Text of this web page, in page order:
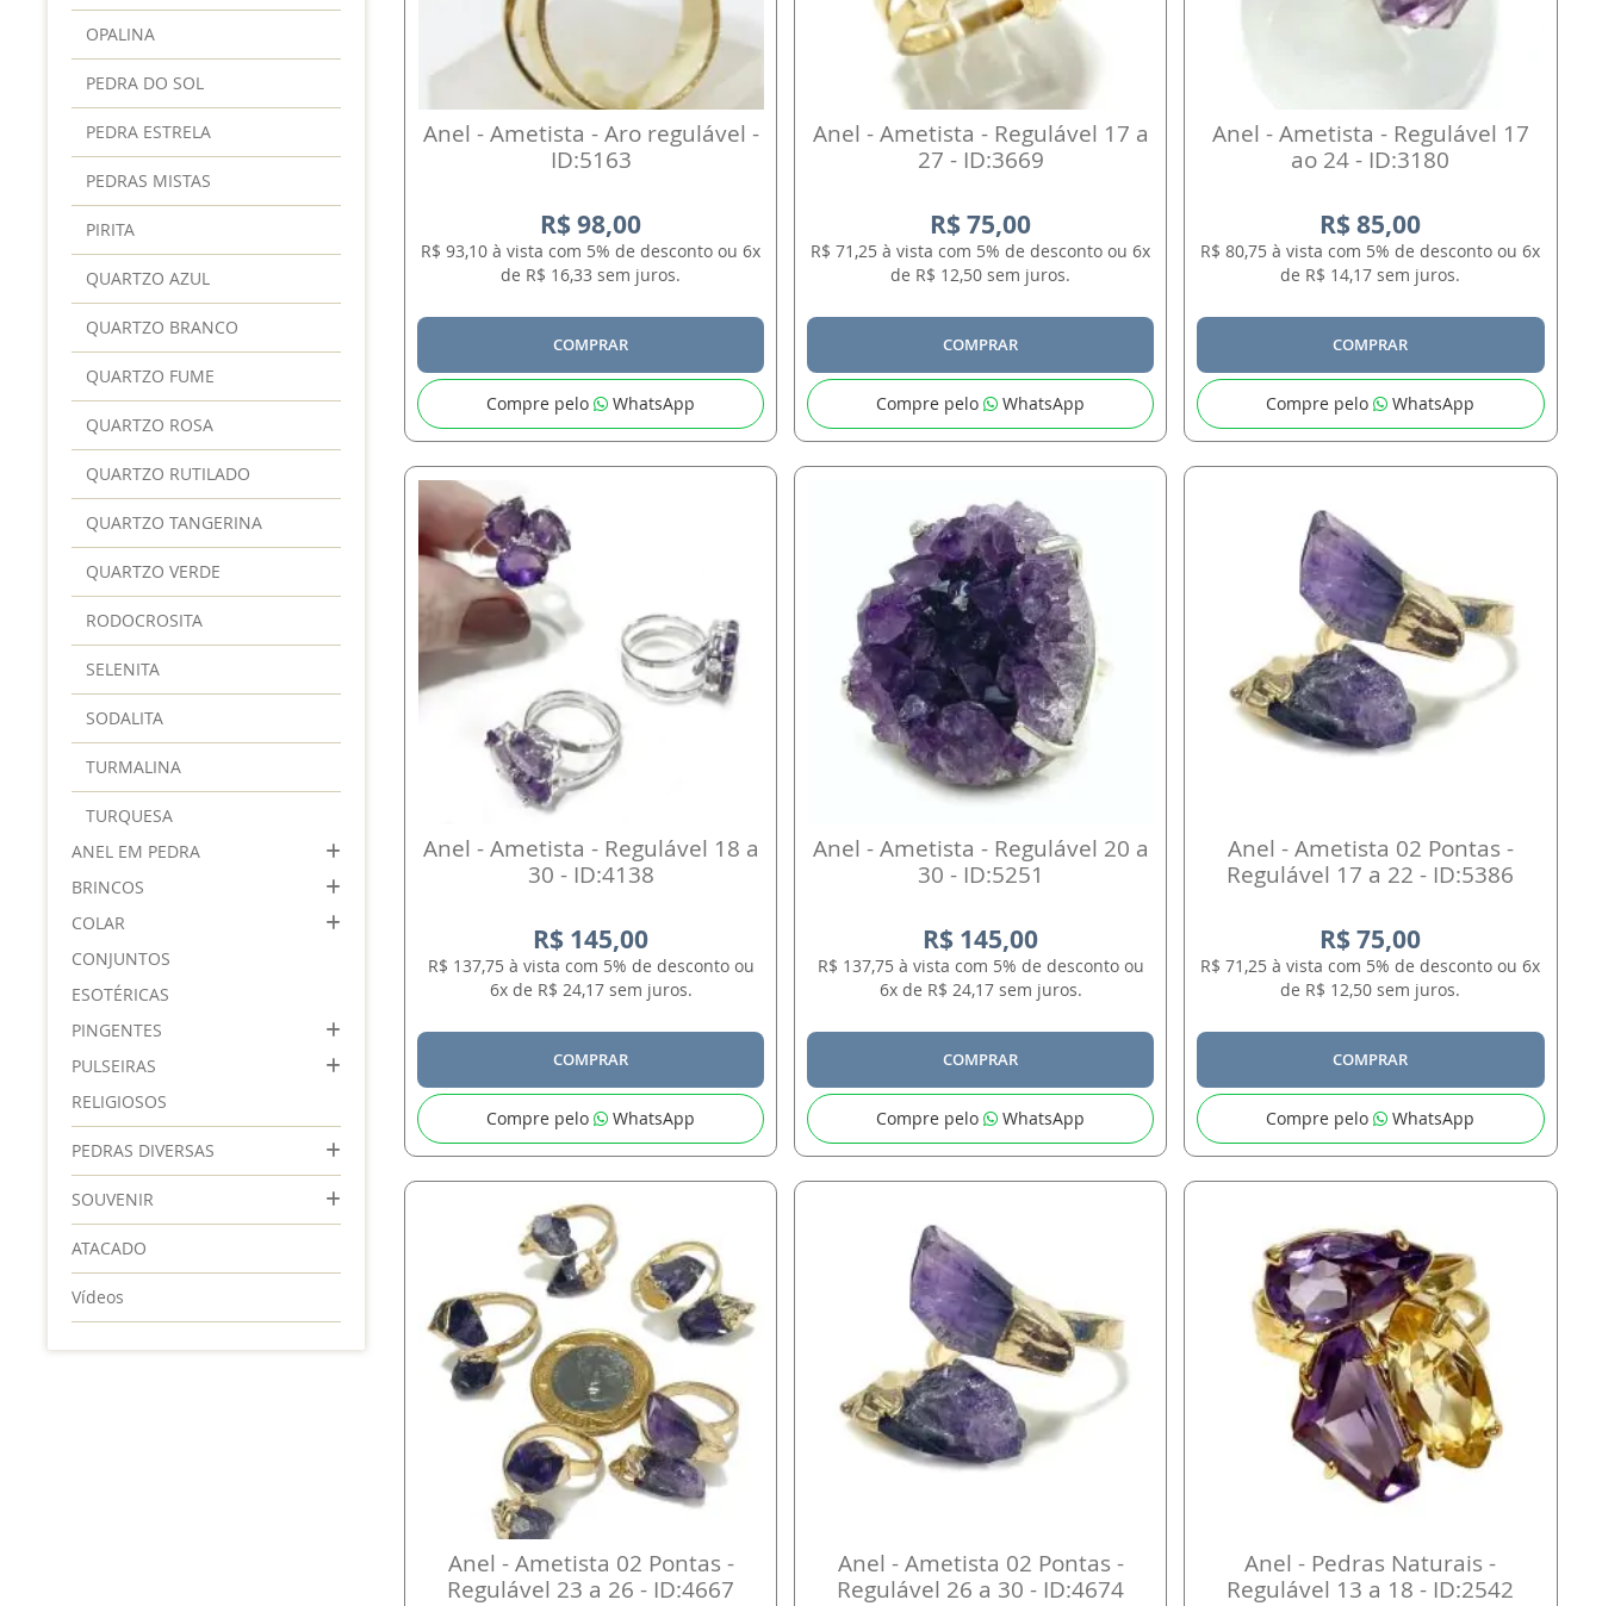
Anel - Ametista - Aro regulável -
ID:5163
R$ 98,00
R$ 93,10 à vista com 5% de desconto ou 6x
de R$ 16,33 sem juros.
COMPRAR
Compre pelo WhatsApp
Anel - Ametista - Regulável 17 a
27 - ID:3669
R$ 75,00
R$ 71,25 à vista com 5% de desconto ou 6x
de R$ 12,50 sem juros.
COMPRAR
Compre pelo WhatsApp
Anel - Ametista - Regulável 17
ao 24 - ID:3180
R$ 85,00
R$ 80,75 à vista com 5% de desconto ou 6x
de R$ 14,17 sem juros.
COMPRAR
Compre pelo WhatsApp
Anel - Ametista - Regulável 18 a
30 - ID:4138
R$ 145,00
R$ 137,75 à vista com 5% de desconto ou
6x de R$ 24,17 sem juros.
COMPRAR
Compre pelo WhatsApp
Anel - Ametista - Regulável 20 a
30 - ID:5251
R$ 145,00
R$ 137,75 à vista com 5% de desconto ou
6x de R$ 24,17 sem juros.
COMPRAR
Compre pelo WhatsApp
Anel - Ametista 02 Pontas -
Regulável 17 a 22 - ID:5386
R$ 75,00
R$ 71,25 à vista com 5% de desconto ou 6x
de R$ 12,50 sem juros.
COMPRAR
Compre pelo WhatsApp
Anel - Ametista 02 Pontas -
Regulável 23 a 26 - ID:4667
Anel - Ametista 02 Pontas -
Regulável 26 a 30 - ID:4674
Anel - Pedras Naturais -
Regulável 13 a 18 - ID:2542
OPALINA
PEDRA DO SOL
PEDRA ESTRELA
PEDRAS MISTAS
PIRITA
QUARTZO AZUL
QUARTZO BRANCO
QUARTZO FUME
QUARTZO ROSA
QUARTZO RUTILADO
QUARTZO TANGERINA
QUARTZO VERDE
RODOCROSITA
SELENITA
SODALITA
TURMALINA
TURQUESA
ANEL EM PEDRA
BRINCOS
COLAR
CONJUNTOS
ESOTÉRICAS
PINGENTES
PULSEIRAS
RELIGIOSOS
PEDRAS DIVERSAS
SOUVENIR
ATACADO
Vídeos